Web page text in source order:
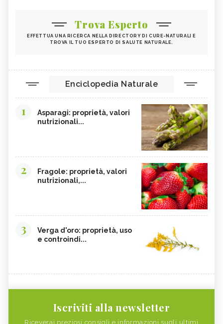
Trova Esperto
EFFETTUA UNA RICERCA NELLA DIRECTORY DI CURE-NATURALI E
TROVA IL TUO ESPERTO DI SALUTE NATURALE.
Enciclopedia Naturale
1
Asparagi: proprietà, valori
nutrizionali...
2
Fragole: proprietà, valori
nutrizionali,...
3
Verga d'oro: proprietà, uso
e controindi...
Iscriviti alla newsletter
Riceverai preziosi consigli e informazioni sugli ultimi